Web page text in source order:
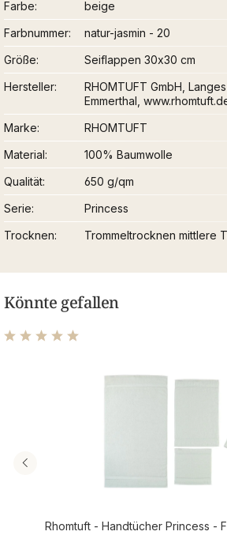
Farbe
beige
Farbnummer
natur-jasmin - 20
Größe
Seiflappen 30x30 cm
Hersteller
RHOMTUFT GmbH,
Emmerthal,
Marke
RHOMTUFT
Material
100% Baumwolle
Qualität
650 g/qm
Serie
Princess
Trocknen
Trommeltrocknen mittlere
Könnte gefallen
Rhomtuft - Handtücher Princess -